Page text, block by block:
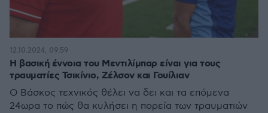
Η βασική έννοια του Μεντιλίμπαρ είναι για τους
τραυματίες Τσικίνιο, Ζέλσον και Γουίλιαν
Ο Βάσκος τεχνικός θέλει να δει και τα επόμενα
24ωρα το πώς θα κυλήσει η πορεία των τραυματιών
12.10.2024, 09:59